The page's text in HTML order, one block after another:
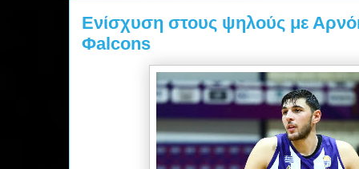
Ενίσχυση στους ψηλούς με
Φalcons